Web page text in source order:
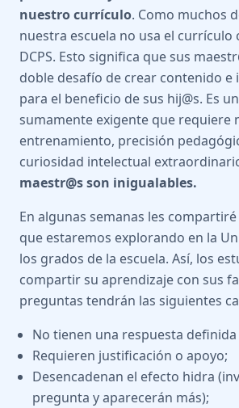
nuestro currículo. Como muchos
nuestra escuela no usa el currículo
DCPS. Esto significa que sus
doble desafío de crear contenido e
para el beneficio de sus hij@s. Es
sumamente exigente que requiere
entrenamiento, precisión
curiosidad intelectual
maestr@s son inigualables.
En algunas semanas les
que estaremos explorando en la
los grados de la escuela. Así, los
compartir su aprendizaje con sus
preguntas tendrán las siguientes
No tienen una respuesta
Requieren justificación o apoyo;
Desencadenan el efecto hidra
pregunta y aparecerán más);